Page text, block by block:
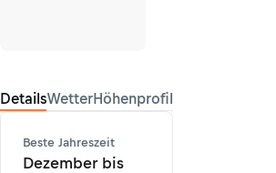
DetailsWetterHöhenprofil
Beste Jahreszeit
Dezember bis